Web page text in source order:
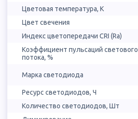
Цветовая температура, К
Цвет свечения
Индекс цветопередачи CRI (Ra)
Коэффициент пульсаций светового
потока, %
Марка светодиода
Ресурс светодиодов, Ч
Количество светодиодов, Шт